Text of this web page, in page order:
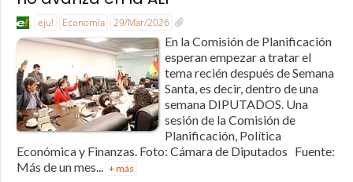
eju! Economía 29/Mar/2026
En la Comisión de Planificación
esperan empezar a tratar el
tema recién después de Semana
Santa, es decir, dentro de una
semana DIPUTADOS. Una
sesión de la Comisión de
Planificación, Política
Económica y Finanzas. Foto: Cámara de Diputados Fuente:
Más de un mes... + más